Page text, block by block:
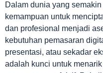
Dalam dunia yang
kemampuan untuk
dan profesional menjadi
kebutuhan pemasaran
presentasi, atau sekadar
adalah kunci untuk